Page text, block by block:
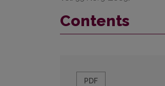
Contents
PDF